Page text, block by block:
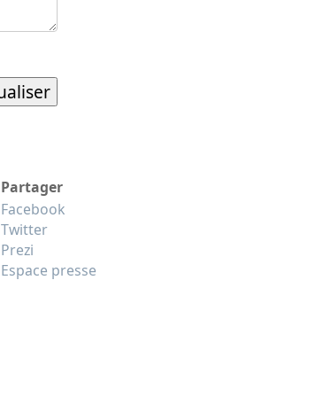
Partager
Facebook
Twitter
Prezi
Espace presse